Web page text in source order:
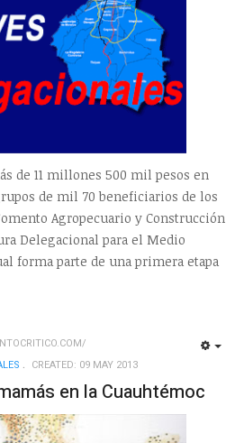
de 11 millones 500 mil pesos en
de mil 70 beneficiarios de los
Agropecuario y Construcción
Delegacional para el Medio
forma parte de una primera etapa
CREATED: 09 MAY 2013
en la Cuauhtémoc